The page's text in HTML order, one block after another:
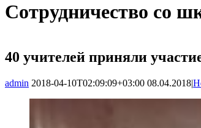
Сотрудничество со
40 учителей приняли
admin 2018-04-10T02:09:09+03:00 08.04.2018|